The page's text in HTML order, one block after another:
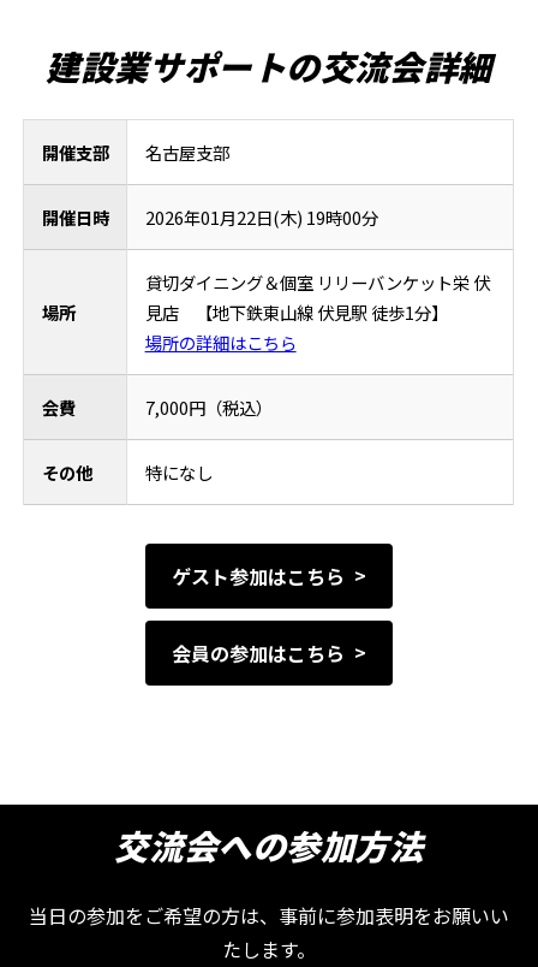
建設業サポートの交流会詳細
開催支部 名古屋支部
開催日時 2026年01月22日(木) 19時00分
場所
貸切ダイニング＆個室 リリーバンケット栄 伏
見店 【地下鉄東山線 伏見駅 徒歩1分】
場所の詳細はこちら
会費 7,000円（税込）
その他 特になし
ゲスト参加はこちら
会員の参加はこちら
交流会への参加方法
当日の参加をご希望の方は、事前に参加表明をお願いい
たします。